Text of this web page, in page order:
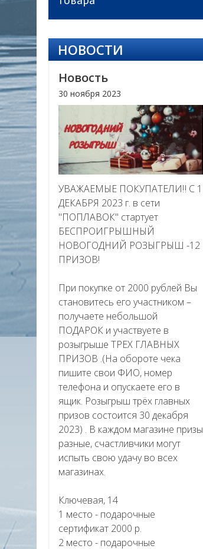
НОВОСТИ
Новость
30 ноября 2023
УВАЖАЕМЫЕ ПОКУПАТЕЛИ‼ С 1
ДЕКАБРЯ 2023 г. в сети
"ПОПЛАВОК" стартует
БЕСПРОИГРЫШНЫЙ
НОВОГОДНИЙ РОЗЫГРЫШ -12
ПРИЗОВ!
При покупке от 2000 рублей Вы
становитесь его участником –
получаете небольшой
ПОДАРОК и участвуете в
розыгрыше ТРЕХ ГЛАВНЫХ
ПРИЗОВ .(На обороте чека
пишите свои ФИО, номер
телефона и опускаете его в
ящик. Розыгрыш трёх главных
призов состоится 30 декабря
2023) . В каждом магазине призы
разные, счастливчики могут
испыть свою удачу во всех
магазинах.
Ключевая, 14
1 место - подарочные
сертификат 2000 р.
2 место - подарочные